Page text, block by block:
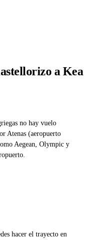
a Kea
no hay vuelo
Atenas (aeropuerto
Aegean, Olympic y
hacer el trayecto en